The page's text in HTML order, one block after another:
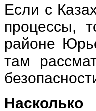
Если с
процессы,
районе
там